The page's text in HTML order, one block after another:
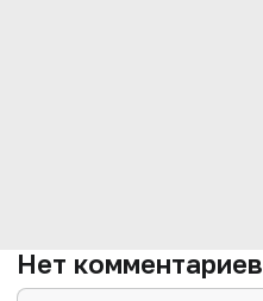
Нет комментариев